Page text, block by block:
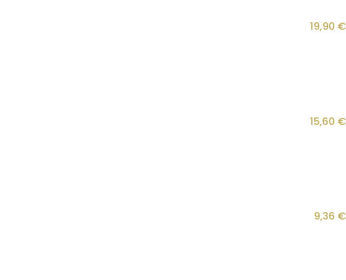
19,90 €
15,60 €
9,36 €